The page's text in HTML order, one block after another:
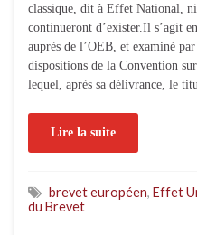
classique, dit à Effet National,
continueront d’exister.Il s’agit
auprès de l’OEB, et examiné
dispositions de la Convention
lequel, après sa délivrance, le
Lire la suite
brevet européen, Effet
du Brevet